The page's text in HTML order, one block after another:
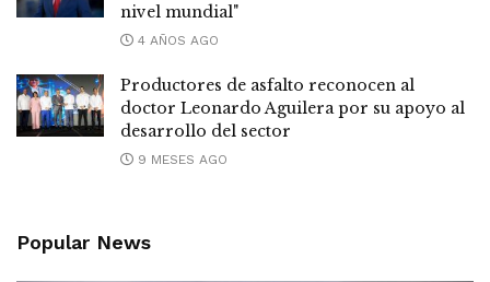
nivel mundial"
4 AÑOS AGO
Productores de asfalto reconocen al
doctor Leonardo Aguilera por su apoyo al
desarrollo del sector
9 MESES AGO
Popular News